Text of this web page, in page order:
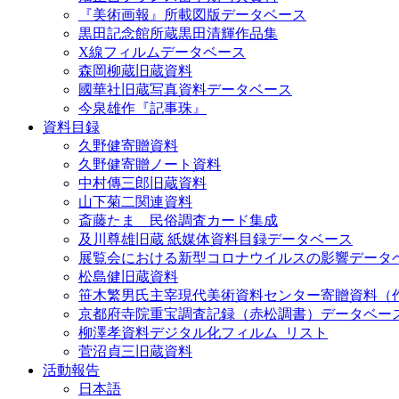
『美術画報』所載図版データベース
黒田記念館所蔵黒田清輝作品集
X線フィルムデータベース
森岡柳蔵旧蔵資料
國華社旧蔵写真資料データベース
今泉雄作『記事珠』
資料目録
久野健寄贈資料
久野健寄贈ノート資料
中村傳三郎旧蔵資料
山下菊二関連資料
斎藤たま 民俗調査カード集成
及川尊雄旧蔵 紙媒体資料目録データベース
展覧会における新型コロナウイルスの影響データ
松島健旧蔵資料
笹木繁男氏主宰現代美術資料センター寄贈資料（
京都府寺院重宝調査記録（赤松調書）データベー
柳澤孝資料デジタル化フィルム_リスト
菅沼貞三旧蔵資料
活動報告
日本語